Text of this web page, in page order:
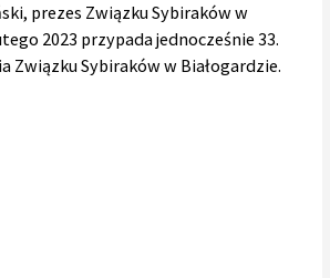
prezes Związku Sybiraków w
2023 przypada jednocześnie 33.
Związku Sybiraków w Białogardzie.